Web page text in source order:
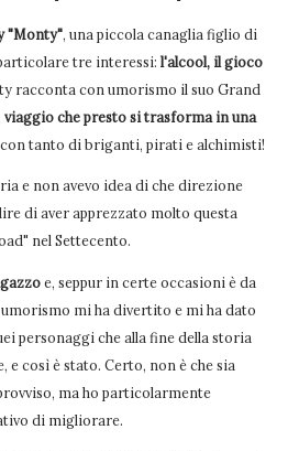
"Monty", una piccola canaglia figlio di
tre interessi: l'alcool, il gioco
racconta con umorismo il suo Grand
viaggio che presto si trasforma in una
con tanto di briganti, pirati e alchimisti!
e non avevo idea di che direzione
di aver apprezzato molto questa
nel Settecento.
e, seppur in certe occasioni è da
mi ha divertito e mi ha dato
personaggi che alla fine della storia
e così è stato. Certo, non è che sia
ma ho particolarmente
di migliorare.